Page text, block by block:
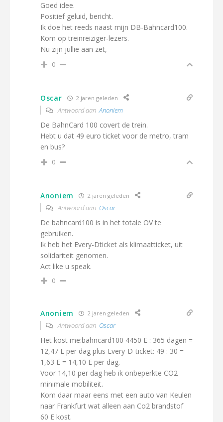
Goed idee.
Positief geluid, bericht.
Ik doe het reeds naast mijn DB-Bahncard100.
Kom op treinreiziger-lezers.
Nu zijn jullie aan zet,
0
Oscar 2 jaren geleden
Antwoord aanAnoniem
De BahnCard 100 covert de trein.
Hebt u dat 49 euro ticket voor de metro, tram
en bus?
0
Anoniem 2 jaren geleden
Antwoord aan Oscar
De bahncard100 is in het totale OV te
gebruiken.
Ik heb het Every-Dticket als klimaatticket, uit
solidariteit genomen.
Act like u speak.
0
Anoniem 2 jaren geleden
Antwoord aan Oscar
Het kost me:bahncard100 4450 E : 365 dagen =
12,47 E per dag plus Every-D-ticket: 49 : 30 =
1,63 E = 14,10 E per dag.
Voor 14,10 per dag heb ik onbeperkte CO2
minimale mobiliteit.
Kom daar maar eens met een auto van Keulen
naar Frankfurt wat alleen aan Co2 brandstof
60 E kost.